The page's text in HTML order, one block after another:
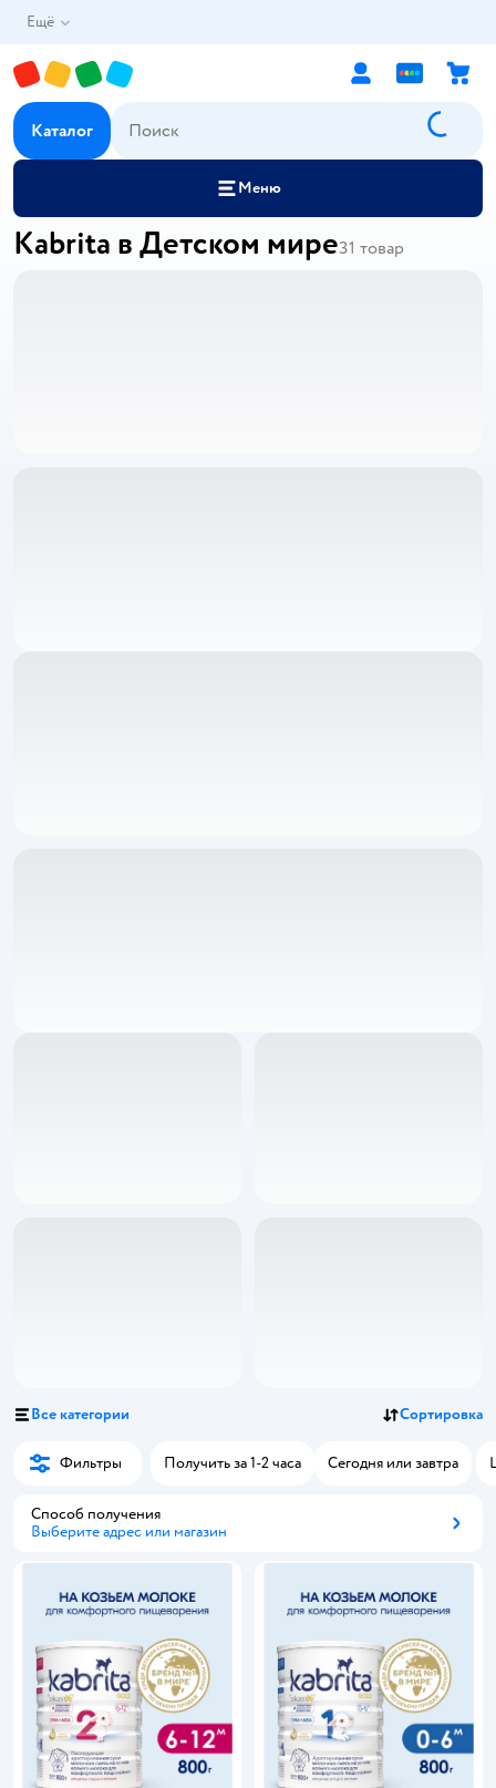
Ещё
Каталог
Меню
Kabrita в Детском мире31 товар
Все категории Сортировка
Фильтры Получить за 1-2 часа Сегодня или завтра
Способ получения
Выберите адрес или магазин